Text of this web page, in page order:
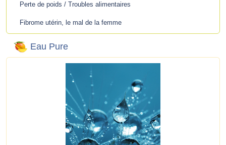
Perte de poids / Troubles alimentaires
Fibrome utérin, le mal de la femme
Eau Pure